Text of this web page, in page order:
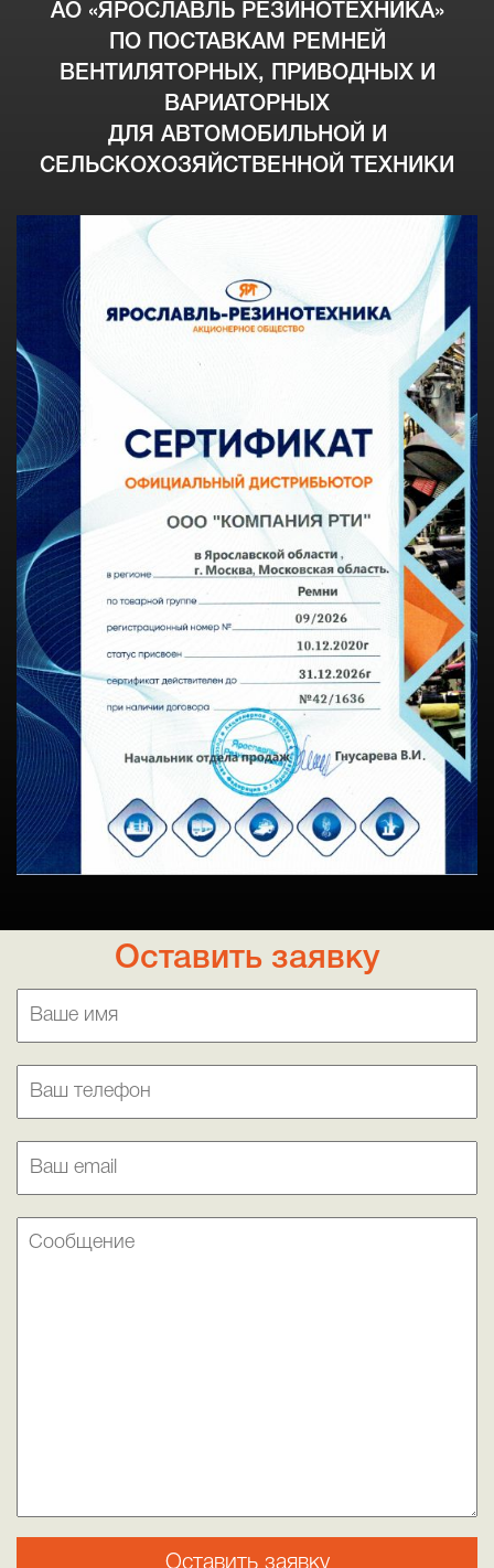
АО «ЯРОСЛАВЛЬ РЕЗИНОТЕХНИКА»
ПО ПОСТАВКАМ РЕМНЕЙ
ВЕНТИЛЯТОРНЫХ, ПРИВОДНЫХ И
ВАРИАТОРНЫХ
ДЛЯ АВТОМОБИЛЬНОЙ И
СЕЛЬСКОХОЗЯЙСТВЕННОЙ ТЕХНИКИ
Оставить заявку